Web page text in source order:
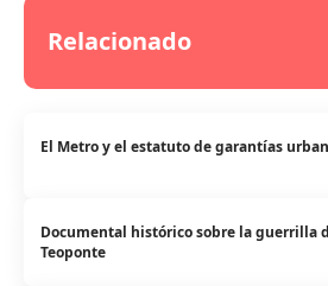
Relacionado
El Metro y el estatuto de garantías
Documental histórico sobre la guerrilla
Teoponte